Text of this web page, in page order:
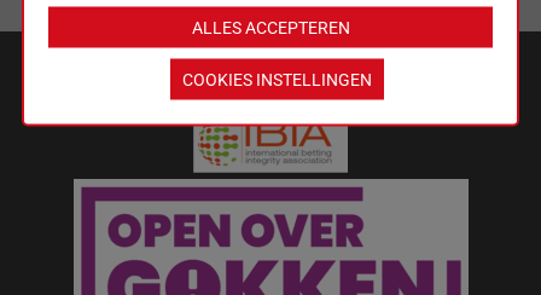
VEILIGHEID EN BETROUWBAARHEID
Wat kost gokken jou? Stop op tijd.
ALLES ACCEPTEREN
COOKIES INSTELLINGEN